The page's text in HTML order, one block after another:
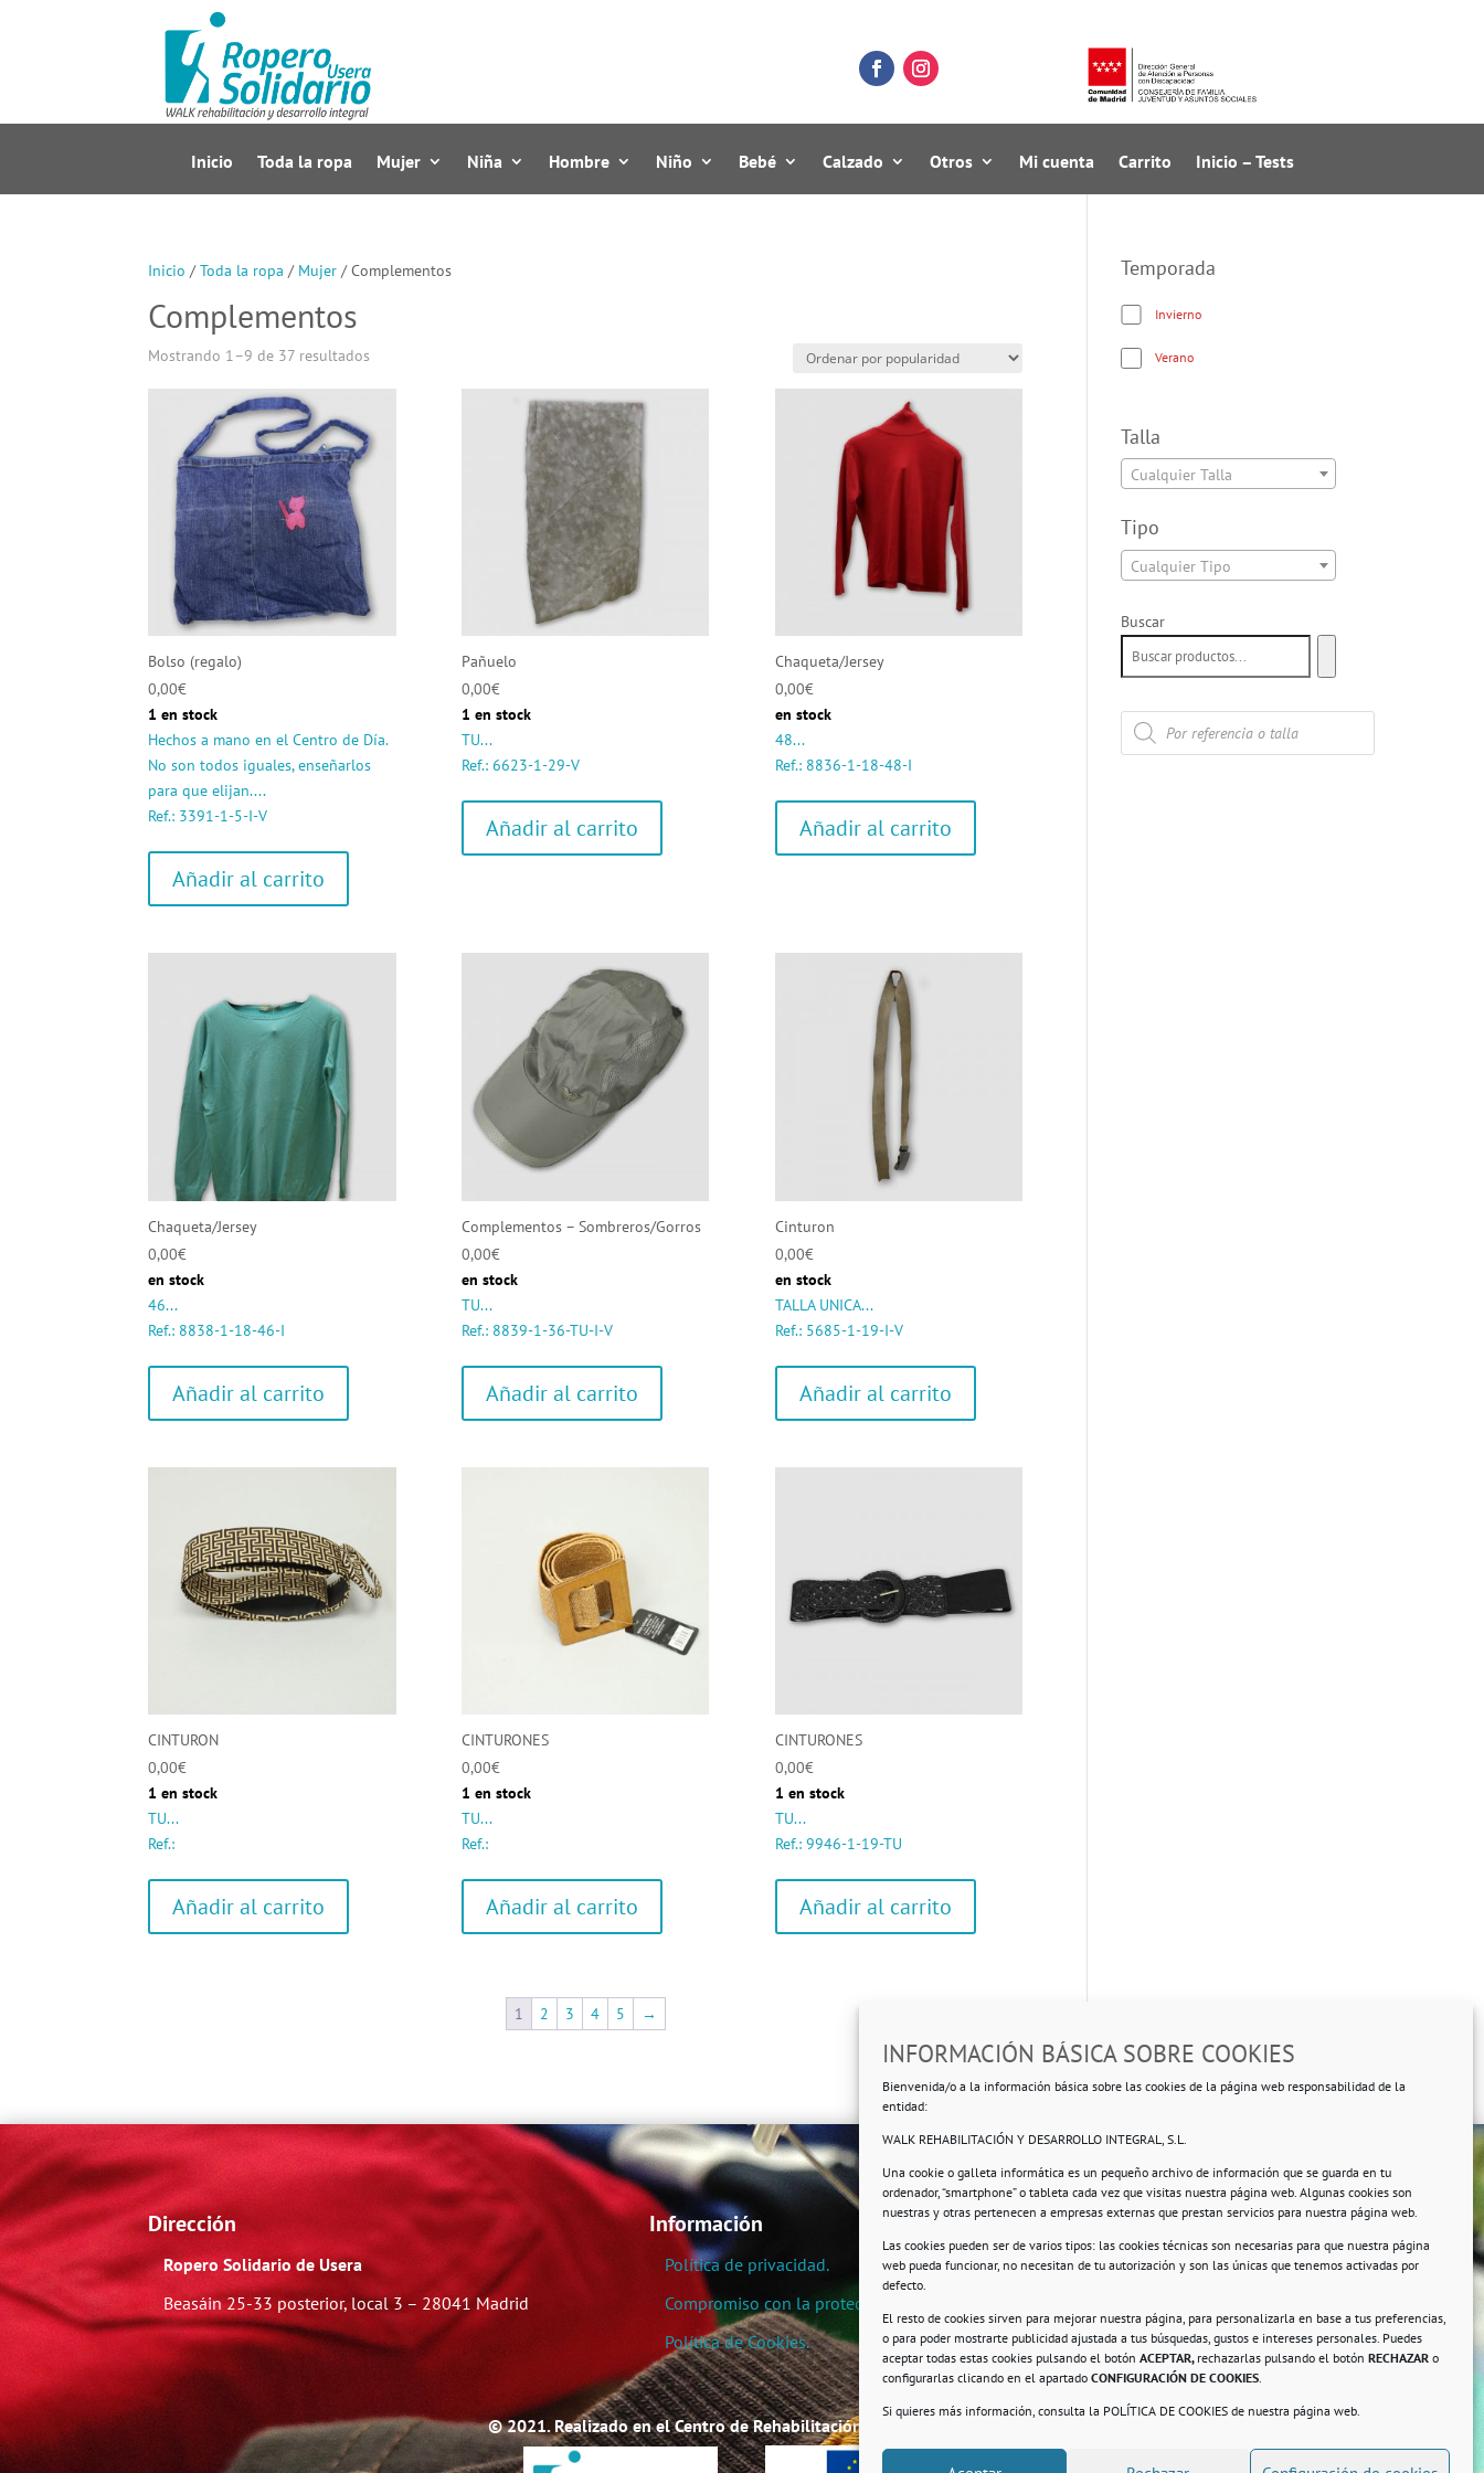
INFORMACIÓN BÁSICA SOBRE COOKIES
Bienvenida/o a la información básica sobre las cookies de la página web responsabilidad de la
entidad:
WALK REHABILITACIÓN Y DESARROLLO INTEGRAL, S.L.
Una cookie o galleta informática es un pequeño archivo de información que se guarda en tu
ordenador, “smartphone” o tableta cada vez que visitas nuestra página web. Algunas cookies son
nuestras y otras pertenecen a empresas externas que prestan servicios para nuestra página web.
Las cookies pueden ser de varios tipos: las cookies técnicas son necesarias para que nuestra página
web pueda funcionar, no necesitan de tu autorización y son las únicas que tenemos activadas por
defecto.
El resto de cookies sirven para mejorar nuestra página, para personalizarla en base a tus preferencias,
o para poder mostrarte publicidad ajustada a tus búsquedas, gustos e intereses personales. Puedes
aceptar todas estas cookies pulsando el botón ACEPTAR, rechazarlas pulsando el botón RECHAZAR o
configurarlas clicando en el apartado CONFIGURACIÓN DE COOKIES.
Si quieres más información, consulta la POLÍTICA DE COOKIES de nuestra página web.
Inicio Toda la ropa Mujer Niña Hombre Niño Bebé Calzado Otros Mi cuenta Carrito Inicio – Tests
Inicio /Toda la ropa / Mujer / Complementos
Complementos
Mostrando 1–9 de 37 resultados
Bolso (regalo)
0,00€
1 en stock
Hechos a mano en el Centro de Día.
No son todos iguales, enseñarlos
para que elijan....
Ref.: 3391-1-5-I-V
Añadir al carrito
Pañuelo
0,00€
1 en stock
TU...
Ref.: 6623-1-29-V
Añadir al carrito
Chaqueta/Jersey
0,00€
en stock
48...
Ref.: 8836-1-18-48-I
Añadir al carrito
Chaqueta/Jersey
0,00€
en stock
46...
Ref.: 8838-1-18-46-I
Añadir al carrito
Complementos – Sombreros/Gorros
0,00€
en stock
TU...
Ref.: 8839-1-36-TU-I-V
Añadir al carrito
Cinturon
0,00€
en stock
TALLA UNICA...
Ref.: 5685-1-19-I-V
Añadir al carrito
CINTURON
0,00€
1 en stock
TU...
Ref.:
Añadir al carrito
CINTURONES
0,00€
1 en stock
TU...
Ref.:
Añadir al carrito
CINTURONES
0,00€
1 en stock
TU...
Ref.: 9946-1-19-TU
Añadir al carrito
1 2 3 4 5 →
Temporada
Invierno
Verano
Talla
Cualquier Talla
Tipo
Cualquier Tipo
Buscar
Búsqueda
de
productos
Dirección
Ropero Solidario de Usera
Beasáin 25-33 posterior, local 3 – 28041 Madrid
Información
Política de privacidad.
Compromiso con la protección de datos personales.
Política de Cookies.
© 2021. Realizado en el Centro de Rehabilitación Laboral de Usera